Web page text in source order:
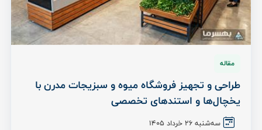
مقاله
طراحی و تجهیز فروشگاه میوه و سبزیجات مدرن با
یخچال‌ها و استندهای تخصصی
سه‌شنبه 26 خرداد ۱۴۰۵